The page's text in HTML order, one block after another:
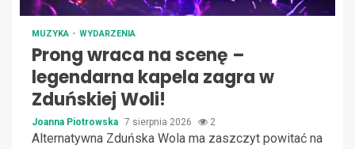
MUZYKA WYDARZENIA
Prong wraca na scenę –
legendarna kapela zagra w
Zduńskiej Woli!
Joanna Piotrowska 7 sierpnia 2026 2
Alternatywna Zduńska Wola ma zaszczyt powitać na